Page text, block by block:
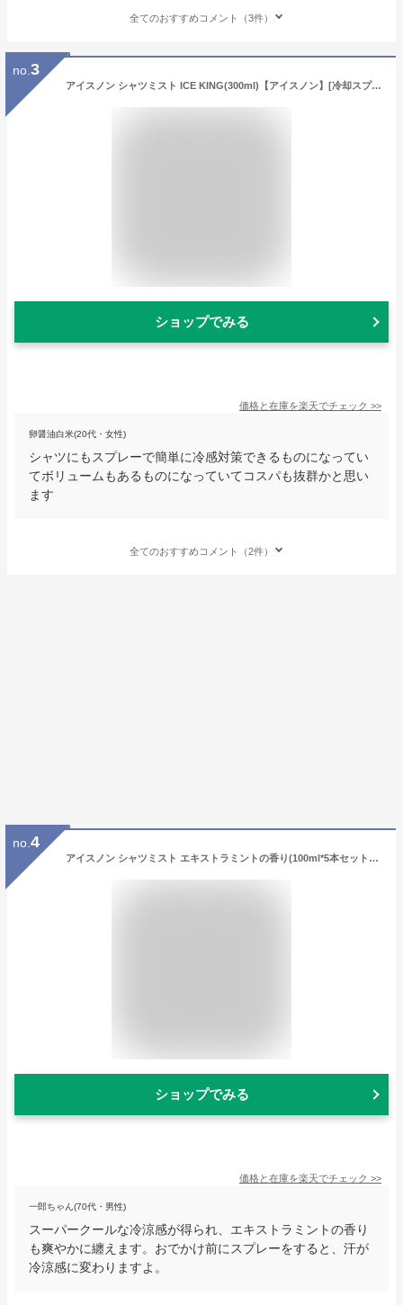
全てのおすすめコメント（3件）
no. 3
アイスノン シャツミスト ICE KING(300ml)【アイスノン】[冷却スプレー 冷感 クール ひんやり 暑さ対策グッズ]
ショップでみる
価格と在庫を楽天でチェック >>
卵醤油白米(20代・女性)
シャツにもスプレーで簡単に冷感対策できるものになってい
てボリュームもあるものになっていてコスパも抜群かと思い
ます
全てのおすすめコメント（2件）
no. 4
アイスノン シャツミスト エキストラミントの香り(100ml*5本セット)【アイスノン】[冷却スプレー 冷感 クール ひんやり 暑さ対策グッズ]
ショップでみる
価格と在庫を楽天でチェック >>
一郎ちゃん(70代・男性)
スーパークールな冷涼感が得られ、エキストラミントの香り
も爽やかに纏えます。おでかけ前にスプレーをすると、汗が
冷涼感に変わりますよ。